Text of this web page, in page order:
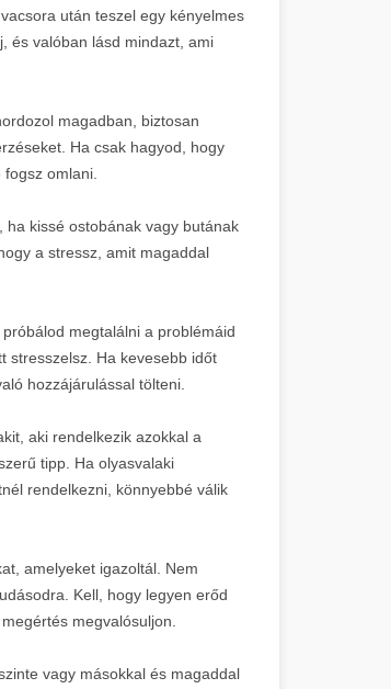
után teszel egy kényelmes
és valóban lásd mindazt, ami
magadban, biztosan
Ha csak hagyod, hogy
omlani.
kissé ostobának vagy butának
a stressz, amit magaddal
megtalálni a problémáid
stresszelsz. Ha kevesebb időt
hozzájárulással tölteni.
aki rendelkezik azokkal a
tipp. Ha olyasvalaki
rendelkezni, könnyebbé válik
amelyeket igazoltál. Nem
Kell, hogy legyen erőd
megvalósuljon.
vagy másokkal és magaddal